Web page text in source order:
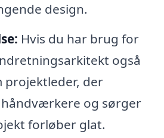
design.
Hvis du har brug for
også
projektleder, der
og sørger
forløber glat.